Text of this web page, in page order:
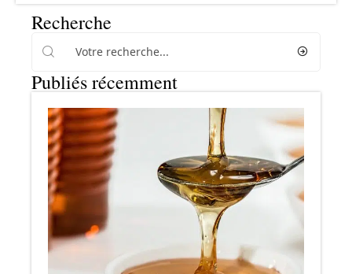
Recherche
Publiés récemment